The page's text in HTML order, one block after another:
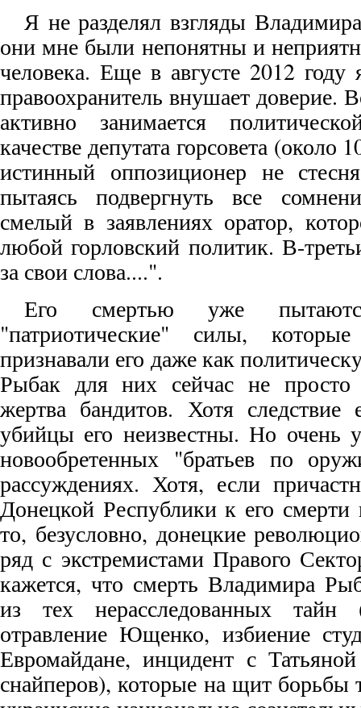
Я не разделял взгляды
они мне были непонятны и
человека. Еще в августе 2012
правоохранитель внушает доверие.
активно занимается
качестве депутата горсовета
истинный оппозиционер не
пытаясь подвергнуть все
смелый в заявлениях оратор,
любой горловский политик. В-
за свои слова....".
Его смертью уже пытаются
"патриотические" силы,
признавали его даже как
Рыбак для них сейчас не просто
жертва бандитов. Хотя
убийцы его неизвестны. Но очень
новообретенных "братьев по
рассуждениях. Хотя, если
Донецкой Республики к его смерти
то, безусловно, донецкие
ряд с экстремистами Правого
кажется, что смерть Владимира
из тех нерасследованных тайн
отравление Ющенко, избиение
Евромайдане, инцидент с
снайперов), которые на щит борьбы